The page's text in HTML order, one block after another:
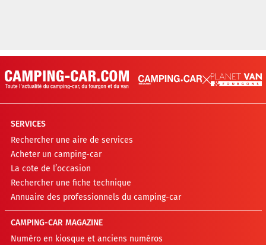
SERVICES
Rechercher une aire de services
Acheter un camping-car
La cote de l’occasion
Rechercher une fiche technique
Annuaire des professionnels du camping-car
CAMPING-CAR MAGAZINE
Numéro en kiosque et anciens numéros